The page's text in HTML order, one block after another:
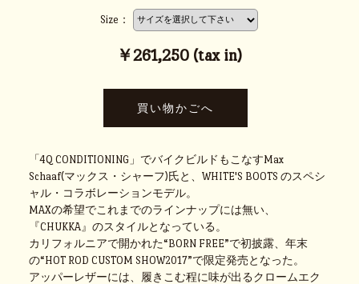
Size：
￥261,250 (tax in)
「4Q CONDITIONING」でバイクビルドもこなすMax
Schaaf(マックス・シャーフ)氏と、WHITE'S BOOTS のスペシ
ャル・コラボレーションモデル。
MAXの希望でこれまでのラインナップには無い、
『CHUKKA』のスタイルとなっている。
カリフォルニアで開かれた“BORN FREE”で初披露、年末
の“HOT ROD CUSTOM SHOW2017”で限定発売となった。
アッパーレザーには、履きこむ程に味が出るクロームエク